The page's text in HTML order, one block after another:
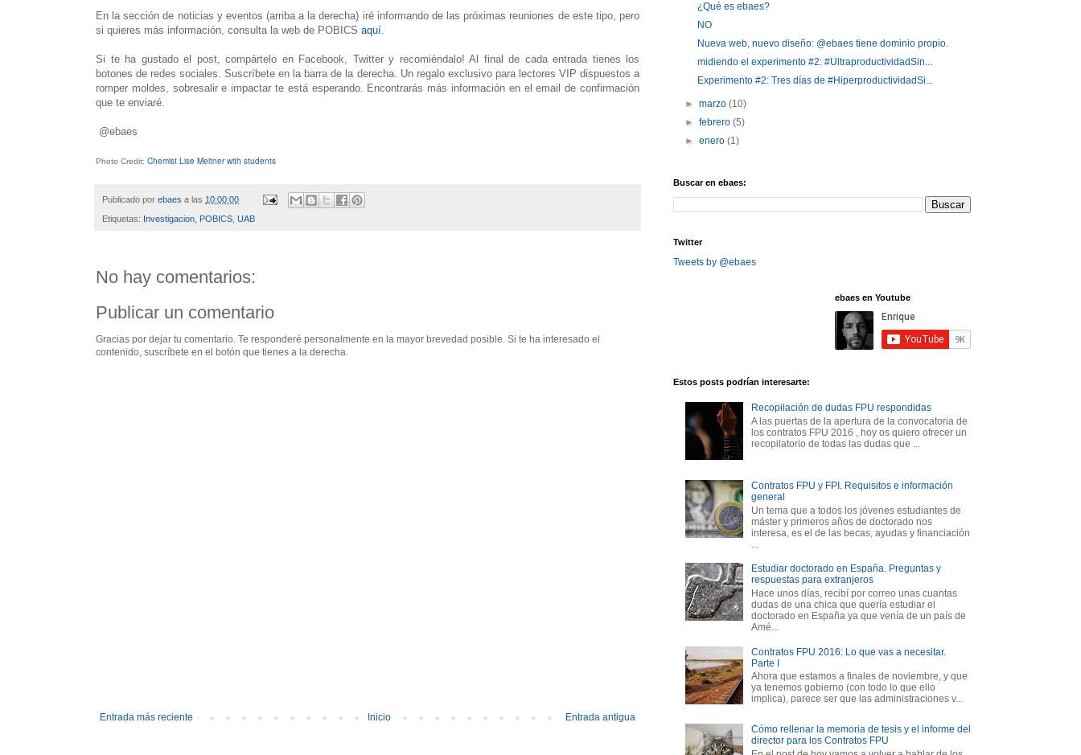
En la sección de noticias y eventos (arriba a la derecha) iré informando de las próximas reuniones de este tipo, pero
si quieres más información, consulta la web de POBICS aquí
Si te ha gustado el post, compártelo en Facebook, Twitter y recomiéndalo! Al final de cada entrada tienes los
botones de redes sociales. Suscríbete en la barra de la derecha. Un regalo exclusivo para lectores VIP dispuestos a
romper moldes, sobresalir e impactar te está esperando. Encontrarás más información en el email de confirmación
que te enviaré.
@ebaes
Photo Credit: Chemist Lise Meitner with students
Publicado por ebaes a las 10:00:00
Etiquetas: Investigacion POBICS UAB
No hay comentarios:
Publicar un comentario
Gracias por dejar tu comentario. Te responderé personalmente en la mayor brevedad posible. Si te ha interesado el
contenido, suscríbete en el botón que tienes a la derecha.
Entrada más reciente Entrada antigua
Inicio
¿Qué es ebaes?
NO
Nueva web, nuevo diseño: @ebaes tiene dominio propio.
midiendo el experimento #2: #UltraproductividadSin...
Experimento #2: Tres días de #HiperproductividadSi...
►marzo(10)
►febrero(5)
►enero(1)
Buscar en ebaes:
Twitter
Tweets by @ebaes
ebaes en Youtube
Estos posts podrían interesarte:
Recopilación de dudas FPU respondidas
A las puertas de la apertura de la convocatoria de
los contratos FPU 2016 , hoy os quiero ofrecer un
recopilatorio de todas las dudas que ...
Contratos FPU y FPI. Requisitos e información
general
Un tema que a todos los jóvenes estudiantes de
máster y primeros años de doctorado nos
interesa, es el de las becas, ayudas y financiación
Estudiar doctorado en España. Preguntas y
respuestas para extranjeros
Hace unos días, recibí por correo unas cuantas
dudas de una chica que quería estudiar el
doctorado en España ya que venía de un país de
Amé...
Contratos FPU 2016: Lo que vas a necesitar.
Parte I
Ahora que estamos a finales de noviembre, y que
ya tenemos gobierno (con todo lo que ello
implica), parece ser que las administraciones v...
Cómo rellenar la memoria de tesis y el informe del
director para los Contratos FPU